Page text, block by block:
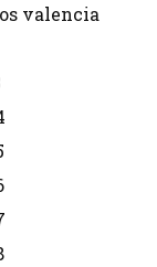
valencia